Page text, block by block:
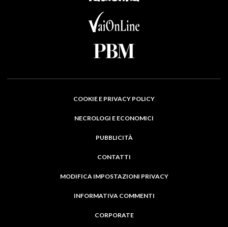
COOKIE E PRIVACY POLICY
NECROLOGI E ECONOMICI
PUBBLICITÀ
CONTATTI
MODIFICA IMPOSTAZIONI PRIVACY
INFORMATIVA COMMENTI
CORPORATE